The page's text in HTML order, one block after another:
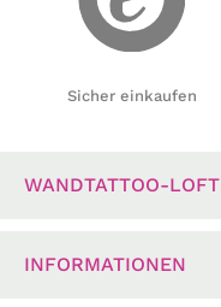
Sicher einkaufen
WANDTATTOO-LOFT
INFORMATIONEN